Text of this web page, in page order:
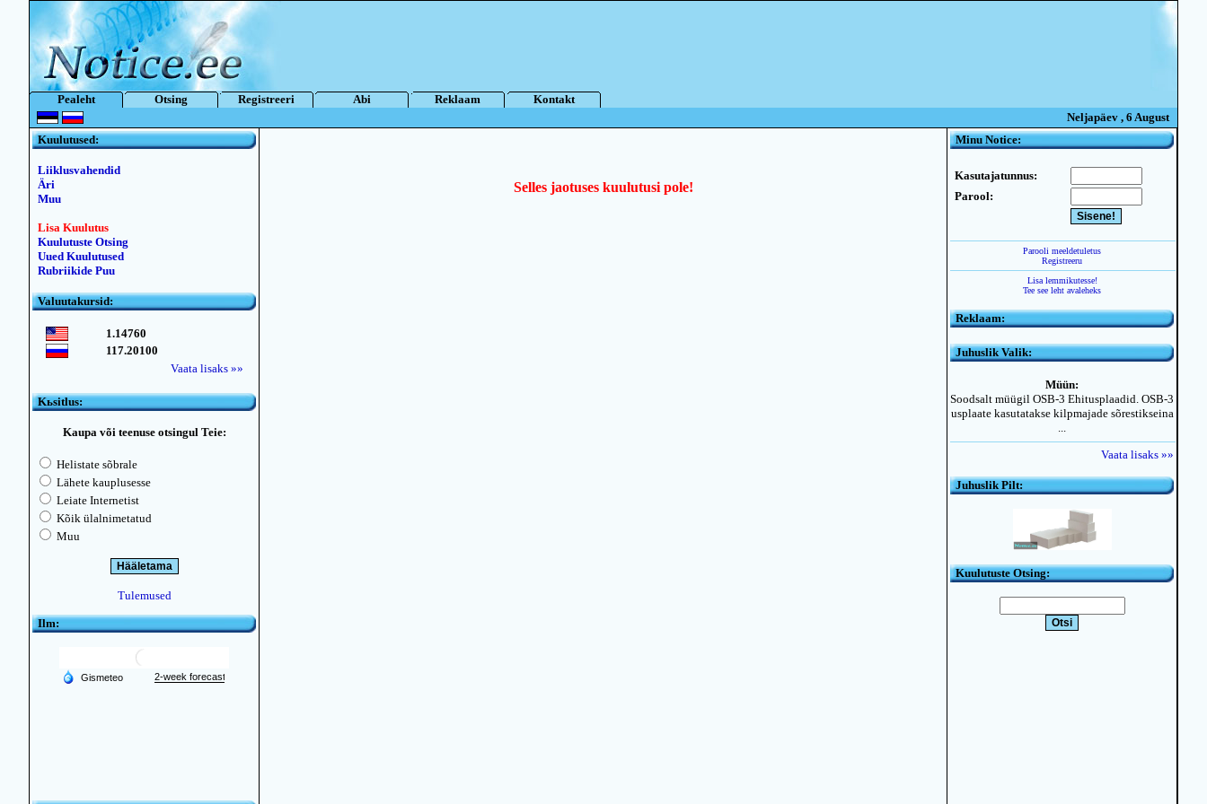
Pealeht Otsing Registreeri Abi Reklaam
Kontakt
Neljapäev , 6 August
Kuulutused:
Liiklusvahendid
Äri
Muu
Lisa Kuulutus
Kuulutuste Otsing
Uued Kuulutused
Rubriikide Puu
Valuutakursid:
1.14760
117.20100
Vaata lisaks »»
Kьsitlus:
Kaupa või teenuse otsingul Teie:
Helistate sõbrale
Lähete kauplusesse
Leiate Internetist
Kõik ülalnimetatud
Muu
Tulemused
Ilm:
Selles jaotuses kuulutusi pole!
Minu Notice:
Kasutajatunnus:
Parool:
Parooli meeldetuletus
Registreeru
Lisa lemmikutesse!
Tee see leht avaleheks
Reklaam:
Juhuslik Valik:
Müün:
Soodsalt müügil OSB-3 Ehitusplaadid. OSB-3
usplaate kasutatakse kilpmajade sõrestikseina
...
Vaata lisaks »»
Juhuslik Pilt:
Kuulutuste Otsing: